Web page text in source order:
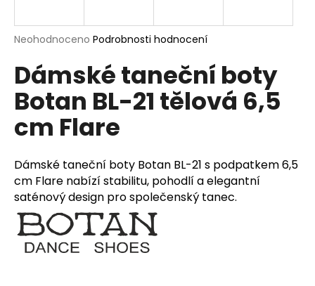
Průměrné
produktu
je
0,0
5
hvězdiček.
Neohodnoceno Podrobnosti hodnocení
Dámské taneční boty
Botan BL-21 tělová 6,5
cm Flare
Dámské taneční boty Botan BL-21 s podpatkem 6,5
cm Flare nabízí stabilitu, pohodlí a elegantní
saténový design pro společenský tanec.
j
t
?
HLEDAT
D
o